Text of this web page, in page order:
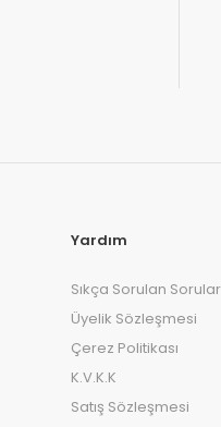
Yardım
Sıkça Sorulan Sorular
Üyelik Sözleşmesi
Çerez Politikası
K.V.K.K
Satış Sözleşmesi